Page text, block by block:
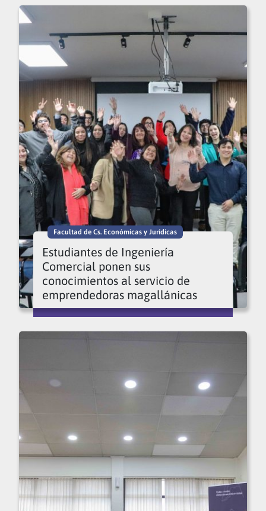
Facultad de Cs. Económicas y Jurídicas
Estudiantes de Ingeniería
Comercial ponen sus
conocimientos al servicio de
emprendedoras magallánicas